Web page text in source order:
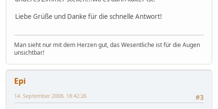
Liebe Grüße und Danke für die schnelle Antwort!
Man sieht nur mit dem Herzen gut, das Wesentliche ist für die Augen
unsichtbar!
Epi
#3
14. September 2008, 18:42:26